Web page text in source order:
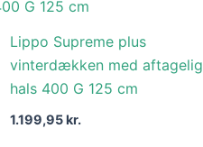
Lippo Supreme plus
vinterdækken med aftagelig
hals 400 G 125 cm
1.199,95kr.